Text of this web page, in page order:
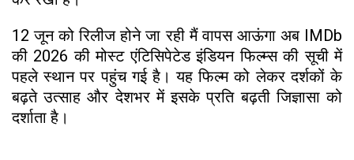
12 जून को रिलीज होने जा रही मैं वापस आऊंगा अब IMDb
की 2026 की मोस्ट एंटिसिपेटेड इंडियन फिल्म्स की सूची में
पहले स्थान पर पहुंच गई है। यह फिल्म को लेकर दर्शकों के
बढ़ते उत्साह और देशभर में इसके प्रति बढ़ती जिज्ञासा को
दर्शाता है।